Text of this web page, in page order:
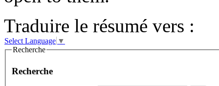
Traduire le résumé vers :
Select Language ▼
Recherche
Recherche